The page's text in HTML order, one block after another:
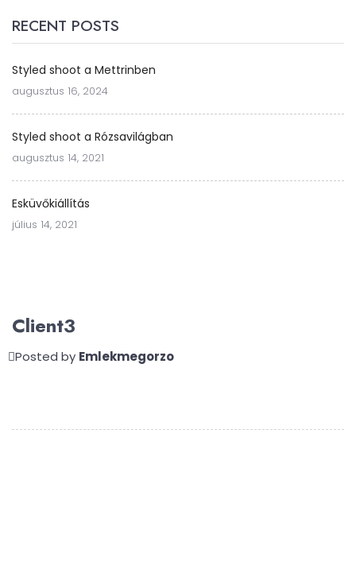
RECENT POSTS
Styled shoot a Mettrinben
augusztus 16, 2024
Styled shoot a Rózsavilágban
augusztus 14, 2021
Esküvőkiállítás
július 14, 2021
Client3
Posted by Emlekmegorzo